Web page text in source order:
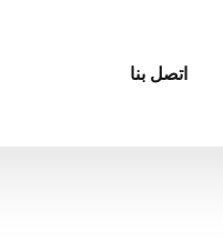
اتصل بنا